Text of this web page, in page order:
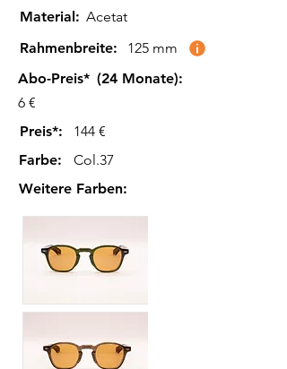
Material: Acetat
Rahmenbreite:
125 mm
Abo-Preis* (24 Monate):
6 €
Preis*:
144 €
Farbe:
Col.37
Weitere Farben: